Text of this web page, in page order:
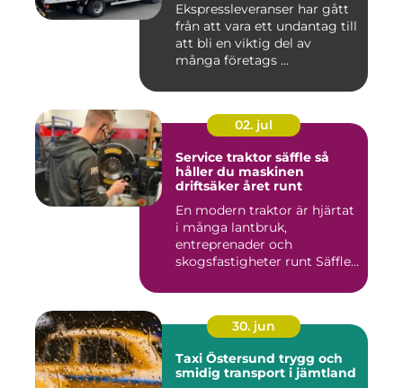
Ekspressleveranser har gått
från att vara ett undantag till
att bli en viktig del av
många företags ...
02. jul
Service traktor säffle så
håller du maskinen
driftsäker året runt
En modern traktor är hjärtat
i många lantbruk,
entreprenader och
skogsfastigheter runt Säffle.
30. jun
Taxi Östersund trygg och
smidig transport i jämtland